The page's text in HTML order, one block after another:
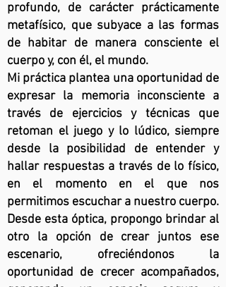
profundo, de carácter prácticamente
metafísico, que subyace a las formas
de habitar de manera consciente el
cuerpo y, con él, el mundo.
Mi práctica plantea una oportunidad de
expresar la memoria inconsciente a
través de ejercicios y técnicas que
retoman el juego y lo lúdico, siempre
desde la posibilidad de entender y
hallar respuestas a través de lo físico,
en el momento en el que nos
permitimos escuchar a nuestro cuerpo.
Desde esta óptica, propongo brindar al
otro la opción de crear juntos ese
escenario, ofreciéndonos la
oportunidad de crecer acompañados,